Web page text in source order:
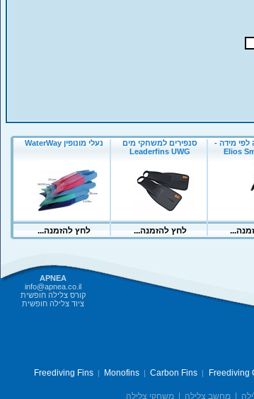
APNEA
info@apnea.co.il
קורס צלילה חופשית
ציוד צלילה חופשית
Freediving Fins| Monofins| Carbon Fins| Freediving
מחשב צלילה משחקי צלילה